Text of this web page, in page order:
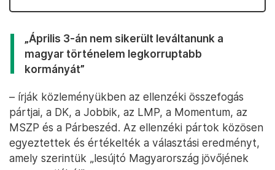
„Április 3-án nem sikerült leváltanunk a
magyar történelem legkorruptabb
kormányát”
– írják közleményükben az ellenzéki összefogás
pártjai, a DK, a Jobbik, az LMP, a Momentum, az
MSZP és a Párbeszéd. Az ellenzéki pártok közösen
egyeztettek és értékelték a választási eredményt,
amely szerintük „lesújtó Magyarország jövőjének